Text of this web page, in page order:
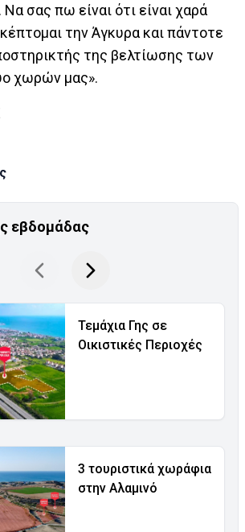
Να σας πω είναι ότι είναι χαρά
την Άγκυρα και πάντοτε
της βελτίωσης των
χωρών μας».
εβδομάδας
Τεμάχια Γης σε
Οικιστικές Περιοχές
3 τουριστικά χωράφια
στην Αλαμινό